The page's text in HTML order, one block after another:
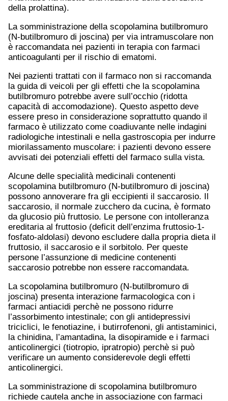
della prolattina).
La somministrazione della scopolamina butilbromuro
(N-butilbromuro di joscina) per via intramuscolare non
è raccomandata nei pazienti in terapia con farmaci
anticoagulanti per il rischio di ematomi.
Nei pazienti trattati con il farmaco non si raccomanda
la guida di veicoli per gli effetti che la scopolamina
butilbromuro potrebbe avere sull’occhio (ridotta
capacità di accomodazione). Questo aspetto deve
essere preso in considerazione soprattutto quando il
farmaco è utilizzato come coadiuvante nelle indagini
radiologiche intestinali e nella gastroscopia per indurre
miorilassamento muscolare: i pazienti devono essere
avvisati dei potenziali effetti del farmaco sulla vista.
Alcune delle specialità medicinali contenenti
scopolamina butilbromuro (N-butilbromuro di joscina)
possono annoverare fra gli eccipienti il saccarosio. Il
saccarosio, il normale zucchero da cucina, è formato
da glucosio più fruttosio. Le persone con intolleranza
ereditaria al fruttosio (deficit dell’enzima fruttosio-1-
fosfato-aldolasi) devono escludere dalla propria dieta il
fruttosio, il saccarosio e il sorbitolo. Per queste
persone l’assunzione di medicine contenenti
saccarosio potrebbe non essere raccomandata.
La scopolamina butilbromuro (N-butilbromuro di
joscina) presenta interazione farmacologica con i
farmaci antiacidi perchè ne possono ridurre
l’assorbimento intestinale; con gli antidepressivi
triciclici, le fenotiazine, i butirrofenoni, gli antistaminici,
la chinidina, l’amantadina, la disopiramide e i farmaci
anticolinergici (tiotropio, ipratropio) perchè si può
verificare un aumento considerevole degli effetti
anticolinergici.
La somministrazione di scopolamina butilbromuro
richiede cautela anche in associazione con farmaci